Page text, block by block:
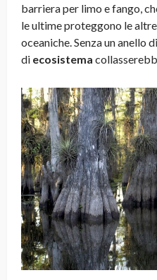
barriera per limo e fango,
le ultime proteggono le
oceaniche. Senza un anello
di ecosistema